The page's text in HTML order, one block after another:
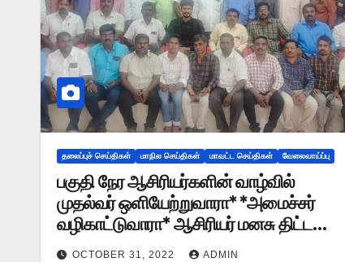
தலைப்புச் செய்திகள் மாநில செய்திகள் மாவட்ட செய்திகள் வேலைவாய்ப்பு
பகுதி நேர ஆசிரியர்களின் வாழ்வில்
முதல்வர் ஒளியேற்றுவாரா* *அமைச்சர்
வழிகாட்டுவாரா* ஆசிரியர் மனசு திட்ட
விழாவில் பேச்சு!
OCTOBER 31, 2022 ADMIN